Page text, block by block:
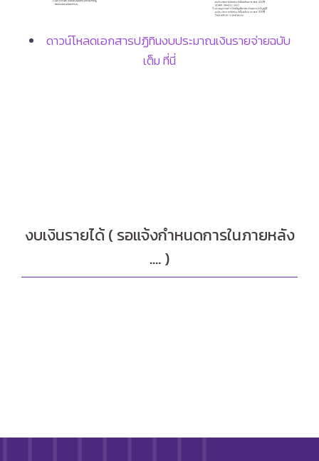
ดาวน์โหลดเอกสารปฏิทินงบประมาณเงินรายจ่ายฉบับ
เต็ม ที่นี่
งบเงินรายได้ ( รอแจ้งกำหนดการในภายหลัง
…. )